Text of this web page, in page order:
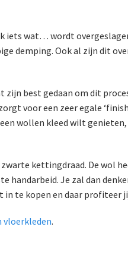
iets wat… wordt
demping. Ook al zijn dit
best gedaan om dit
voor een zeer egale
wollen kleed wilt
kettingdraad. De wol
handarbeid. Je zal dan
te kopen en daar profiteer
vloerkleden.